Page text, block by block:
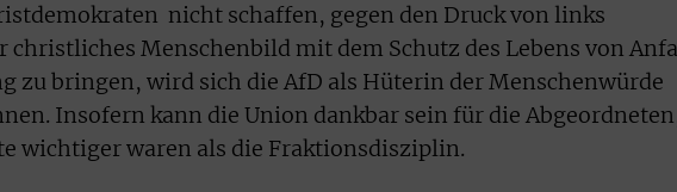
nicht schaffen, gegen den Druck von links
christliches Menschenbild mit dem Schutz des Lebens von
zu bringen, wird sich die AfD als Hüterin der Menschenwürde
Insofern kann die Union dankbar sein für die
wichtiger waren als die Fraktionsdisziplin.